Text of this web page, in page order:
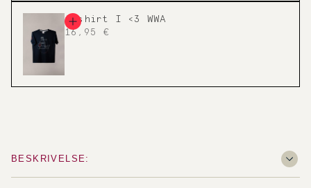
BESKRIVELSE:
t-shirt I <3 WWA
16,95 €